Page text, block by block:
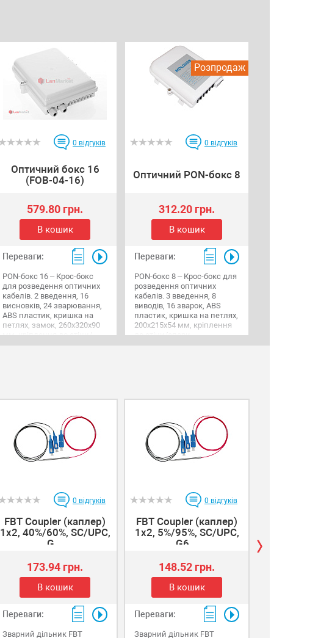
0 відгуків
Оптичний бокс 16
(FOB-04-16)
579.80 грн.
В кошик
Переваги:
PON-бокс 16 – Крос-бокс
для розведення оптичних
кабелів. 2 введення, 16
висновків, 24 зварювання,
ABS пластик, кришка на
петлях, замок, 260х320х90
мм, кріплення до стіни/
Розпродаж
0 відгуків
Оптичний PON-бокс 8
312.20 грн.
В кошик
Переваги:
PON-бокс 8 – Крос-бокс для
розведення оптичних
кабелів. 3 введення, 8
виводів, 16 зварок, ABS
пластик, кришка на петлях,
200х215х54 мм, кріплення
до стіни/опори.
0 відгуків
FBT Coupler (каплер)
1x2, 40%/60%, SC/UPC,
G...
173.94 грн.
В кошик
Переваги:
Зварний дільник FBT
0 відгуків
FBT Coupler (каплер)
1x2, 5%/95%, SC/UPC,
G6...
148.52 грн.
В кошик
Переваги:
Зварний дільник FBT